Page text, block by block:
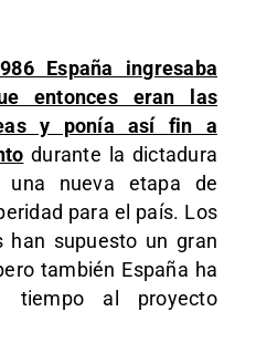
España ingresaba
entonces eran las
y ponía así fin a
durante la dictadura
una nueva etapa de
para el país. Los
han supuesto un gran
también España ha
tiempo al proyecto